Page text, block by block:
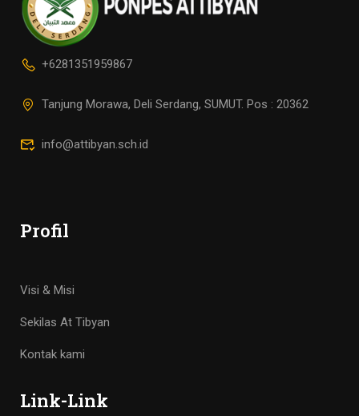
+6281351959867
Tanjung Morawa, Deli Serdang, SUMUT. Pos : 20362
info@attibyan.sch.id
Profil
Visi & Misi
Sekilas At Tibyan
Kontak kami
Link-Link